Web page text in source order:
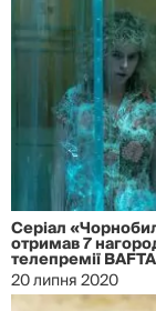
Серіал
отримав 7
телепремії BAFTA
20 липня 2020